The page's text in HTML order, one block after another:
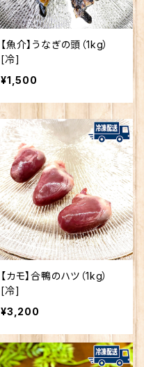
【魚介】うなぎの頭（1kg）
[冷]
¥1,500
【カモ】合鴨のハツ（1kg）
[冷]
¥3,200